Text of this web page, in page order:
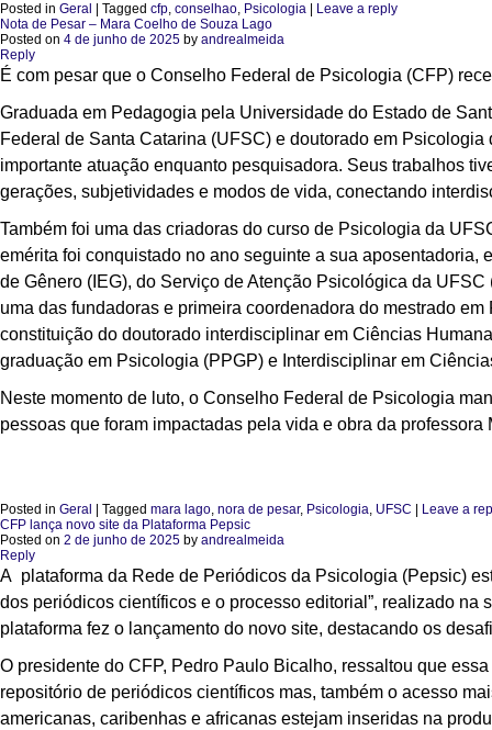
Posted in Geral Tagged cfp, conselhao, Psicologia
Leave a reply
Nota de Pesar – Mara Coelho de Souza Lago
Posted on 4 de junho de 2025 by andrealmeida
Reply
É com pesar que o Conselho Federal de Psicologia (CFP)
Graduada em Pedagogia pela Universidade do Estado de
Federal de Santa Catarina (UFSC) e doutorado em
importante atuação enquanto pesquisadora. Seus trabalhos
gerações, subjetividades e modos de vida, conectando
Também foi uma das criadoras do curso de Psicologia da
emérita foi conquistado no ano seguinte a sua
de Gênero (IEG), do Serviço de Atenção Psicológica da
uma das fundadoras e primeira coordenadora do mestrado
constituição do doutorado interdisciplinar em Ciências
graduação em Psicologia (PPGP) e Interdisciplinar em
Neste momento de luto, o Conselho Federal de Psicologia
pessoas que foram impactadas pela vida e obra da
Posted in Geral Tagged mara lago, nora de pesar, Psicologia, UFSC
Leave a
CFP lança novo site da Plataforma Pepsic
Posted on 2 de junho de 2025 by andrealmeida
Reply
A plataforma da Rede de Periódicos da Psicologia (Pepsic)
dos periódicos científicos e o processo editorial”, realizado
plataforma fez o lançamento do novo site, destacando os
O presidente do CFP, Pedro Paulo Bicalho, ressaltou que
repositório de periódicos científicos mas, também o acesso
americanas, caribenhas e africanas estejam inseridas na